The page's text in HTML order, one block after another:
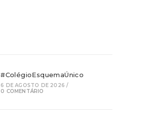
#ColégioEsquemaÚnico
6 DE AGOSTO DE 2026 /
0 COMENTÁRIO